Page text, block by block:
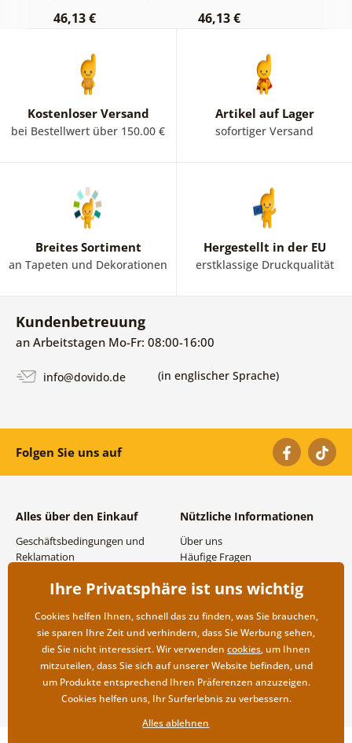
46,13 € 46,13 €
Kostenloser Versand
bei Bestellwert über 150.00 €
Artikel auf Lager
sofortiger Versand
Breites Sortiment
an Tapeten und Dekorationen
Hergestellt in der EU
erstklassige Druckqualität
Kundenbetreuung
an Arbeitstagen Mo-Fr: 08:00-16:00
info@dovido.de (in englischer Sprache)
Folgen Sie uns auf
Alles über den Einkauf
Geschäftsbedingungen und
Reklamation
Versand- und
Rücksendung der Ware
Nützliche Informationen
Über uns
Häufige Fragen
Großhandel und
Ihre Privatsphäre ist uns wichtig
Cookies helfen Ihnen, schnell das zu finden, was Sie brauchen,
sie sparen Ihre Zeit und verhindern, dass Sie Werbung sehen,
die Sie nicht interessiert. Wir verwenden cookies, um Ihnen
mitzuteilen, dass Sie sich auf unserer Website befinden, und
um Produkte entsprechend Ihren Präferenzen anzuzeigen.
Cookies helfen uns, Ihr Surferlebnis zu verbessern.
Alles ablehnen